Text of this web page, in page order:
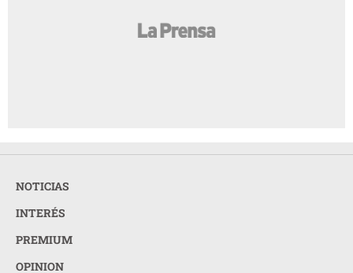
NOTICIAS
INTERÉS
PREMIUM
OPINION